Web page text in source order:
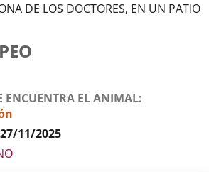
DE LOS DOCTORES, EN UN PATIO
ENCUENTRA EL ANIMAL
27/11/2025